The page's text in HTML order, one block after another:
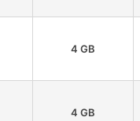
4 GB
4 GB